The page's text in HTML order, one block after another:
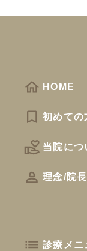
HOME
初めての
当院につ
理念/院
診療メニ